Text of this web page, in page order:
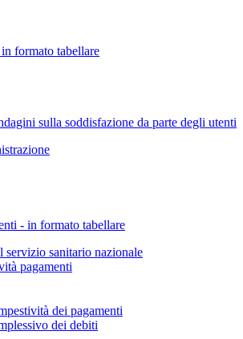
formato tabellare
sulla soddisfazione da parte degli utenti
- in formato tabellare
servizio sanitario nazionale
pagamenti
dei pagamenti
dei debiti